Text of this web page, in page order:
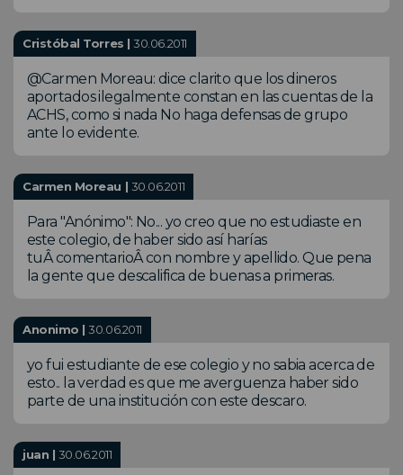
Cristóbal Torres |30.06.2011
@Carmen Moreau: dice clarito que los dineros
aportados ilegalmente constan en las cuentas de la
ACHS, como si nada No haga defensas de grupo
ante lo evidente.
Carmen Moreau | 30.06.2011
Para "Anónimo": No... yo creo que no estudiaste en
este colegio, de haber sido así harías
tuÂ comentarioÂ con nombre y apellido. Que pena
la gente que descalifica de buenas a primeras.
Anonimo |30.06.2011
yo fui estudiante de ese colegio y no sabia acerca de
esto.. la verdad es que me averguenza haber sido
parte de una institución con este descaro.
juan | 30.06.2011